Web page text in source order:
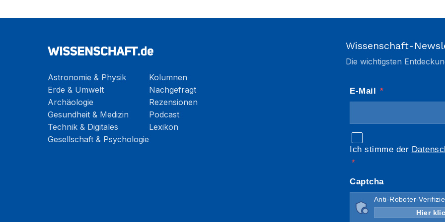
Astronomie & Physik
Erde & Umwelt
Archäologie
Gesundheit & Medizin
Technik & Digitales
Gesellschaft & Psychologie
Kolumnen
Nachgefragt
Rezensionen
Podcast
Lexikon
Wissenschaft-
Die wichtigsten